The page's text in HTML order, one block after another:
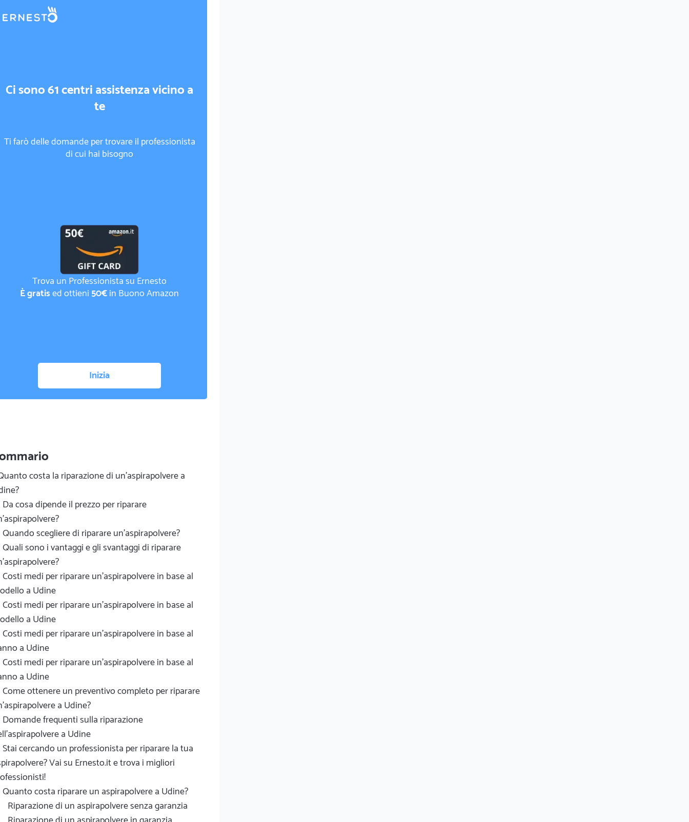
Ci sono 61 centri assistenza vicino a
te
Ti farò delle domande per trovare il professionista
di cui hai bisogno
Trova un Professionista su Ernesto
È gratised ottieni50€in Buono Amazon
Inizia
costa la riparazione di un'aspirapolvere a
Da cosa dipende il prezzo per riparare
Quando scegliere di riparare un'aspirapolvere?
Quali sono i vantaggi e gli svantaggi di riparare
Costi medi per riparare un'aspirapolvere in base al
a Udine
Costi medi per riparare un'aspirapolvere in base al
a Udine
Costi medi per riparare un'aspirapolvere in base al
a Udine
Costi medi per riparare un'aspirapolvere in base al
a Udine
Come ottenere un preventivo completo per riparare
a Udine?
Domande frequenti sulla riparazione
a Udine
Stai cercando un professionista per riparare la tua
Vai su Ernesto.it e trova i migliori
Quanto costa riparare un aspirapolvere a Udine?
Riparazione di un aspirapolvere senza garanzia